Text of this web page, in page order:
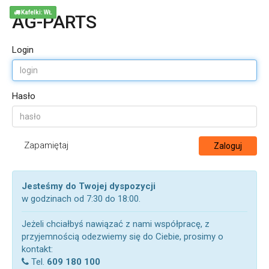
AG-PARTS
Login
Hasło
Zapamiętaj Zaloguj
Jesteśmy do Twojej dyspozycji
w godzinach od 7:30 do 18:00.
Jeżeli chciałbyś nawiązać z nami współpracę, z
przyjemnością odezwiemy się do Ciebie, prosimy o
kontakt:
Tel. 609 180 100
Kafelki: WŁ